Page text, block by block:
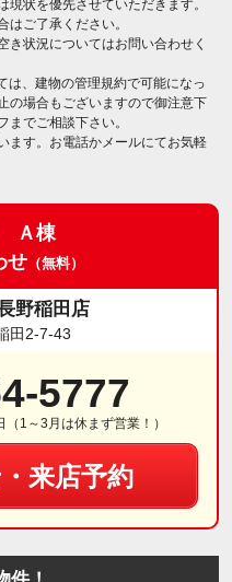
状を優先させていただきます。
ご了承ください。
状況についてはお問い合わせく
、建物の管理規約で可能になっ
の場合もございますので御注意下
までご相談下さい。
ます。お電話かメールにてお気軽
Ａ棟
せ （無料）
野稲田店
田2-7-43
5777
1～3月は休まず営業！）
来店予約